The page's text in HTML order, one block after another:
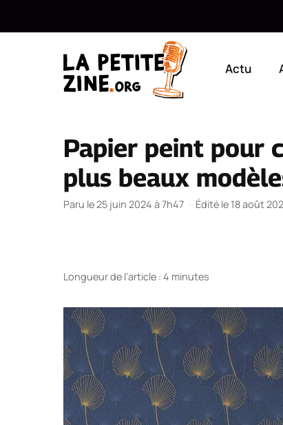
Actu
Papier peint pour
plus beaux
Paru le 25 juin 2024 à 7h47 · Édité le 18 août
Longueur de l’article : 4 minutes